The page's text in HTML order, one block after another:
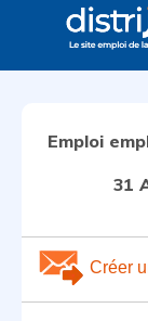
Emploi
31
Créer